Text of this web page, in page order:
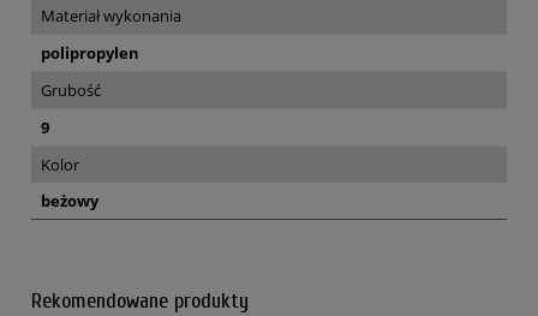
Materiał wykonania
polipropylen
Grubość
9
Kolor
beżowy
Rekomendowane produkty